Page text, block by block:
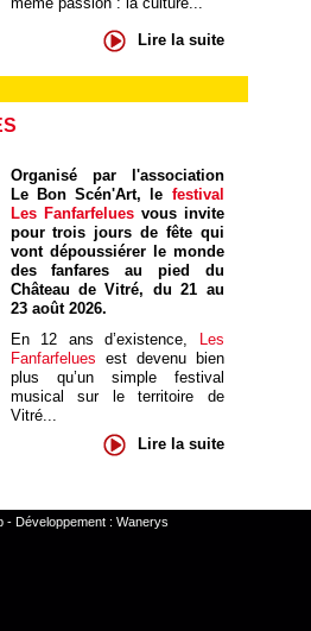
Lire la suite
Organisé par l'association
Le Bon Scén'Art, le festival
Les Fanfarfelues vous invite
pour trois jours de fête qui
vont dépoussiérer le monde
des fanfares au pied du
Château de Vitré, du 21 au
23 août 2026.
En 12 ans d’existence, Les
Fanfarfelues est devenu bien
plus qu’un simple festival
musical sur le territoire de
Vitré...
Lire la suite
- Développement : Wanerys